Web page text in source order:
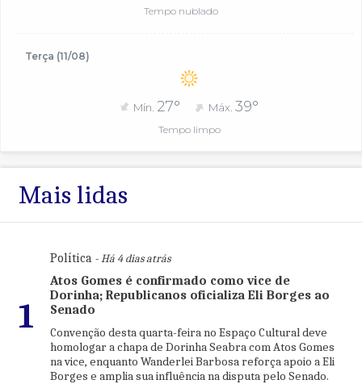
Tempo nublado
Terça (11/08)
Mín. 27° Máx.39°
Tempo limpo
Mais lidas
1
Política- Há 4 dias atrás
Atos Gomes é confirmado como vice de
Dorinha; Republicanos oficializa Eli Borges ao
Senado
Convenção desta quarta-feira no Espaço Cultural deve
homologar a chapa de Dorinha Seabra com Atos Gomes
na vice, enquanto Wanderlei Barbosa reforça apoio a Eli
Borges e amplia sua influência na disputa pelo Senado.